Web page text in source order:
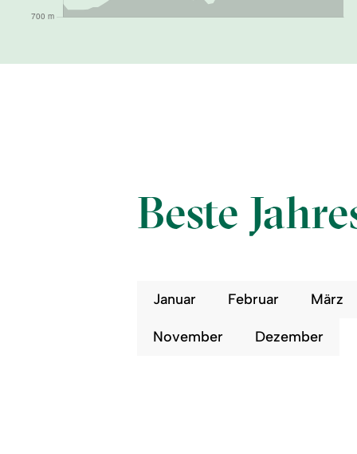
Beste
Januar Februar März
November Dezember